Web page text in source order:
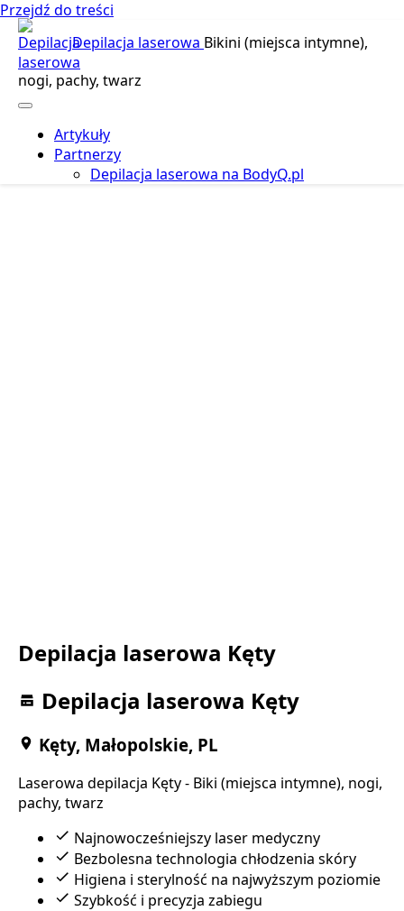
Przejdź do treści
Depilacja laserowa Bikini (miejsca intymne),
nogi, pachy, twarz
Artykuły
Partnerzy
Depilacja laserowa na BodyQ.pl
Depilacja laserowa Kęty
Depilacja laserowa Kęty
Kęty, Małopolskie, PL
Laserowa depilacja Kęty - Biki (miejsca intymne), nogi,
pachy, twarz
Najnowocześniejszy laser medyczny
Bezbolesna technologia chłodzenia skóry
Higiena i sterylność na najwyższym poziomie
Szybkość i precyzja zabiegu